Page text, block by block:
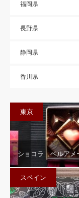
福岡県
長野県
静岡県
香川県
東京
ショコラ ベルア
スペイン